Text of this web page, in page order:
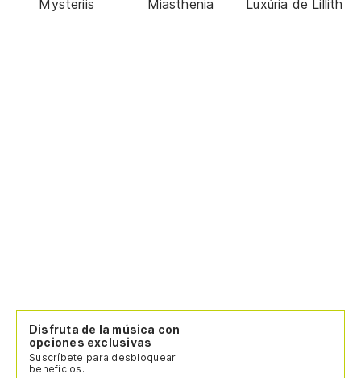
Mysteriis Miasthenia Luxúria de Lillith
Disfruta de la música con
opciones exclusivas
Suscríbete para desbloquear
beneficios.